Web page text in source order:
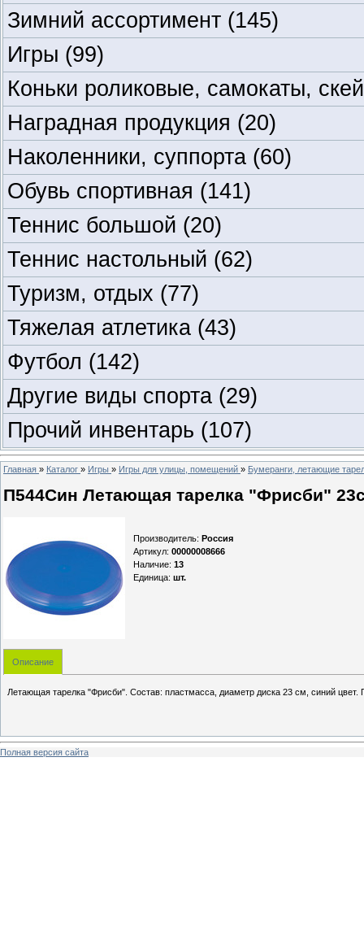
Зимний ассортимент (145)
Игры (99)
Коньки роликовые, самокаты,
Наградная продукция (20)
Наколенники, суппорта (60)
Обувь спортивная (141)
Теннис большой (20)
Теннис настольный (62)
Туризм, отдых (77)
Тяжелая атлетика (43)
Футбол (142)
Другие виды спорта (29)
Прочий инвентарь (107)
Главная » Каталог » Игры » Игры для улицы, помещений » Бумеранги, летающие
П544Син Летающая тарелка "Фрисби"
Производитель: Россия
Артикул: 00000008666
Наличие: 13
Единица: шт.
Описание
Летающая тарелка "Фрисби". Состав: пластмасса, диаметр диска 23 см, синий цвет.
Полная версия сайта